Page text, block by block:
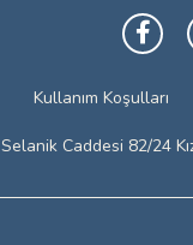
Kullanım Koşulları
Selanik Caddesi 82/24